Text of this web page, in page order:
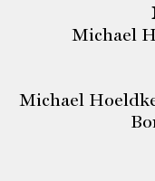
Michael
Michael